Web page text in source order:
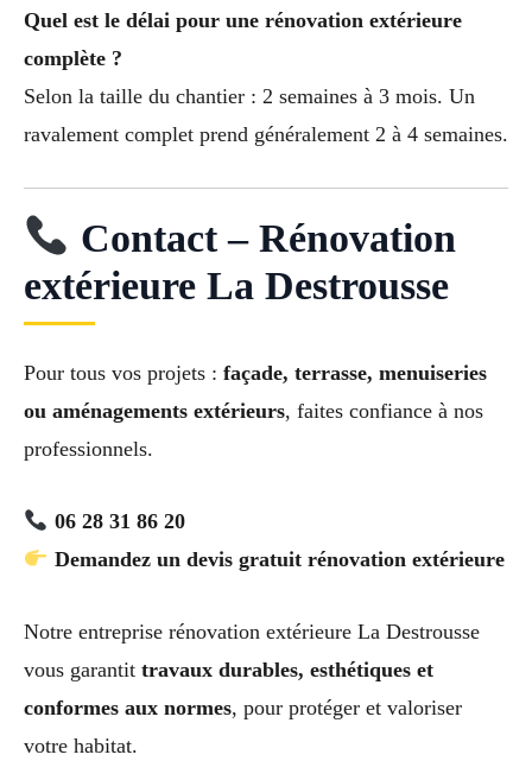
Quel est le délai pour une rénovation extérieure
complète ?
Selon la taille du chantier : 2 semaines à 3 mois. Un
ravalement complet prend généralement 2 à 4 semaines.
Contact – Rénovation
extérieure La Destrousse
Pour tous vos projets : façade, terrasse, menuiseries
ou aménagements extérieurs, faites confiance à nos
professionnels.
06 28 31 86 20
Demandez un devis gratuit rénovation extérieure
Notre entreprise rénovation extérieure La Destrousse
vous garantit travaux durables, esthétiques et
conformes aux normes, pour protéger et valoriser
votre habitat.